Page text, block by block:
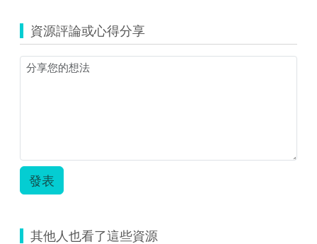
版
印
刷
資源評論或心得分享
發表
其他人也看了這些資源